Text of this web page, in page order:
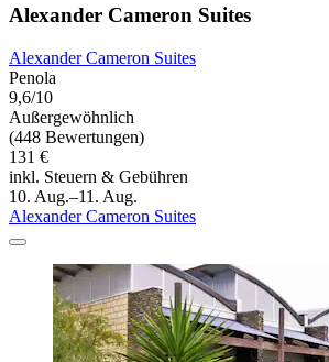
Alexander Cameron Suites
Alexander Cameron Suites
Penola
9,6/10
Außergewöhnlich
(448 Bewertungen)
131 €
inkl. Steuern & Gebühren
10. Aug.–11. Aug.
Alexander Cameron Suites